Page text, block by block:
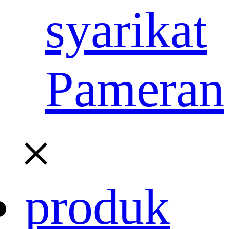
syarikat
Pameran
produk